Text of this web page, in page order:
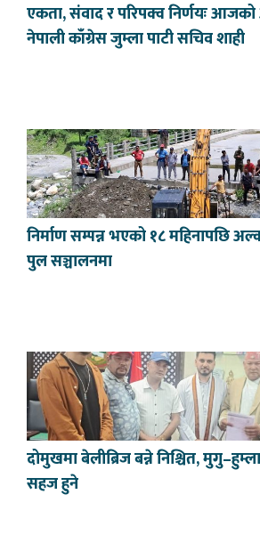
एकता, संवाद र परिपक्व निर्णयः
नेपाली काँग्रेस जुम्ला पाटी सचिव शाही
निर्माण सम्पन्न भएको १८ महिनापछि
पुल सञ्चालनमा
दोमुखमा बेलीब्रिज बन्ने निश्चित,
सहज हुने